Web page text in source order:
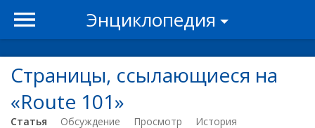
Энциклопедия
Страницы, ссылающиеся на
«Route 101»
Статья Обсуждение Просмотр
История